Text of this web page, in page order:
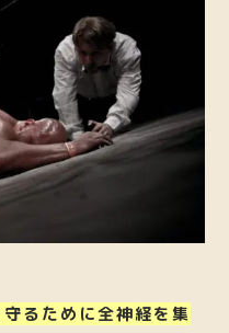
るために全神経を集